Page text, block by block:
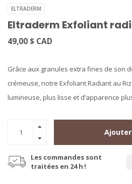
ELTRADERM
Eltraderm Exfoliant
49,00 $ CAD
Grâce aux granules extra fines de son
crémeuse, notre Exfoliant Radiant au
lumineuse, plus lisse et d’apparence
Les commandes sont
traitées en 24 h !